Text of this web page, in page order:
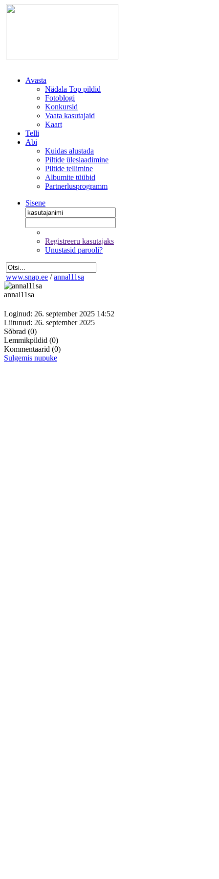
Avasta
Nädala Top pildid
Fotoblogi
Konkursid
Vaata kasutajaid
Kaart
Telli
Abi
Kuidas alustada
Piltide üleslaadimine
Piltide tellimine
Albumite tüübid
Partnerlusprogramm
Sisene
Registreeru kasutajaks
Unustasid parooli?
www.snap.ee / annal11sa
annal11sa
Loginud: 26. september 2025 14:52
Liitunud: 26. september 2025
Sõbrad (0)
Lemmikpildid (0)
Kommentaarid (0)
Sulgemis nupuke